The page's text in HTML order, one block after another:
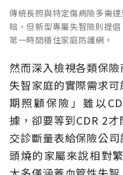
傳統長照與特定傷病險多需
賠，但新型專屬失智險則提
第一時間穩住家庭防護網。
然而深入檢視各類保
失智家庭的實際需求
期照顧保險」雖以
據，卻要等到CDR 2
交診斷量表給保險公
頭燒的家屬來說相對